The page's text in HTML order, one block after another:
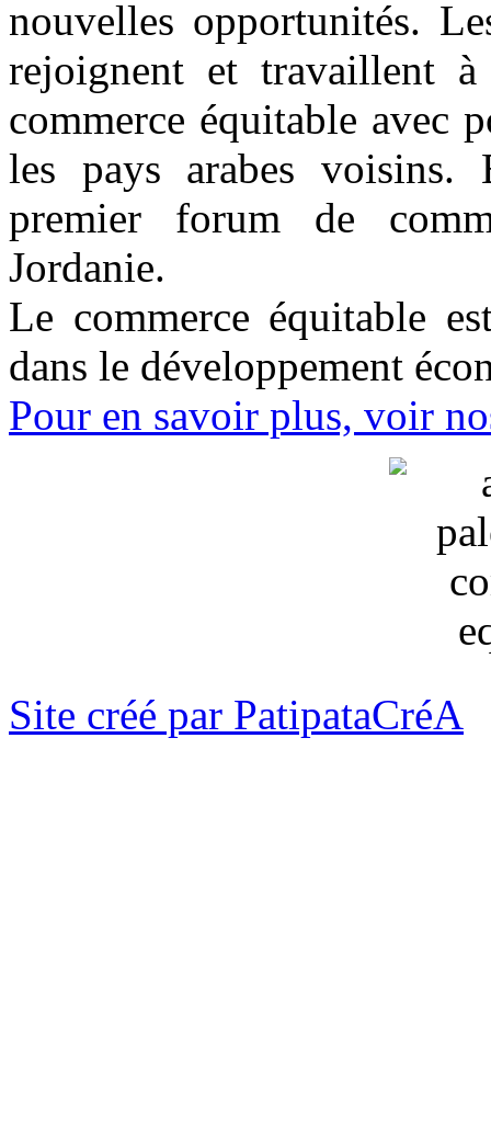
nouvelles opportunités.
rejoignent et travaillent
commerce équitable avec
les pays arabes
premier forum de
Jordanie.
Le commerce équitable
dans le développement
Pour en savoir plus, voir
Site créé par PatipataCréA